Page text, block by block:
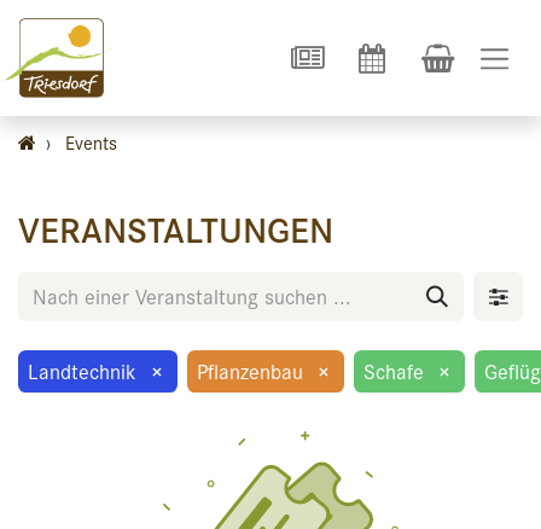
› Events
VERANSTALTUNGEN
Landtechnik × Pflanzenbau × Schafe ×